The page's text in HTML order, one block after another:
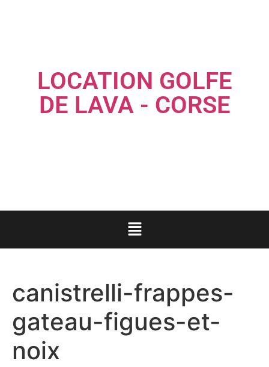
LOCATION GOLFE
DE LAVA - CORSE
canistrelli-frappes-
gateau-figues-et-
noix